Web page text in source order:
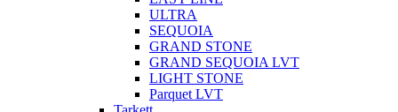
ULTRA
SEQUOIA
GRAND STONE
GRAND SEQUOIA LVT
LIGHT STONE
Parquet LVT